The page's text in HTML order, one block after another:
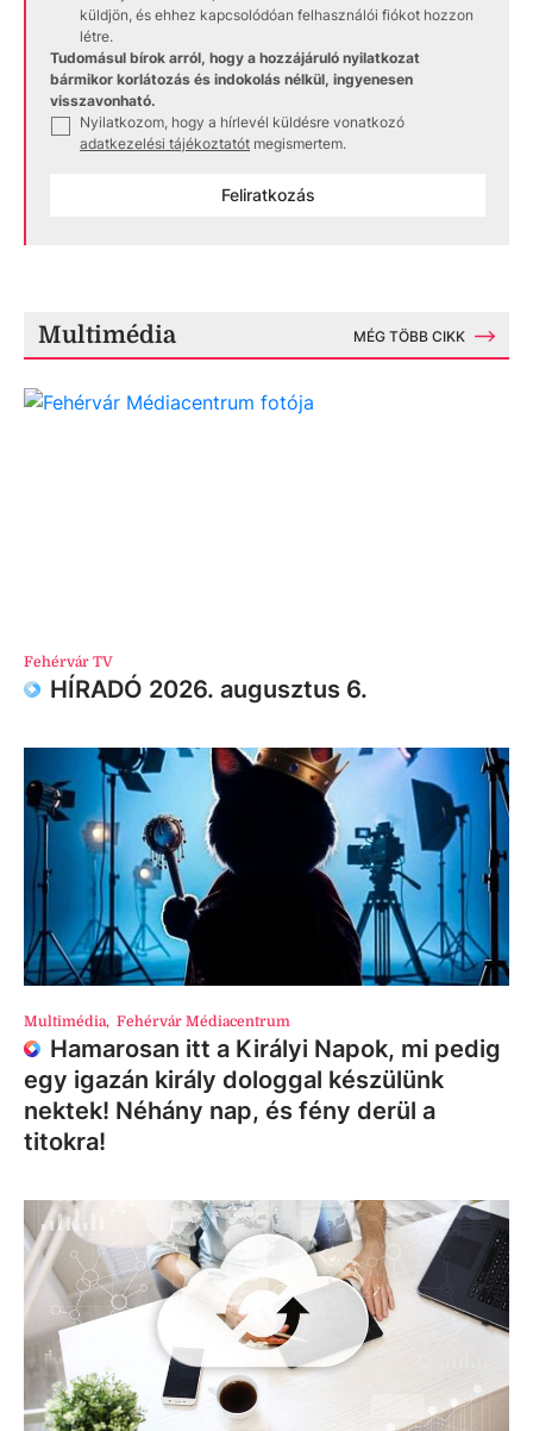
küldjön, és ehhez kapcsolódóan felhasználói fiókot hozzon
létre.
Tudomásul bírok arról, hogy a hozzájáruló nyilatkozat
bármikor korlátozás és indokolás nélkül, ingyenesen
visszavonható.
Nyilatkozom, hogy a hírlevél küldésre vonatkozó
adatkezelési tájékoztatót megismertem.
Feliratkozás
Multimédia MÉG TÖBB CIKK
Fehérvár TV
HÍRADÓ 2026. augusztus 6.
Multimédia, Fehérvár Médiacentrum
Hamarosan itt a Királyi Napok, mi pedig
egy igazán király dologgal készülünk
nektek! Néhány nap, és fény derül a
titokra!